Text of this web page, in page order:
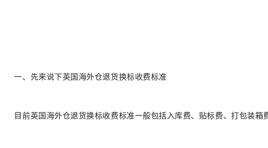
一、先来说下英国海外仓退货换标收费标准
目前英国海外仓退货换标收费标准一般包括入库费、贴标费、打包装箱